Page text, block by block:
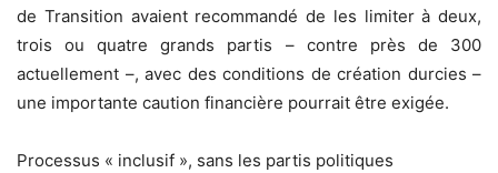
de Transition avaient recommandé de les limiter à deux,
trois ou quatre grands partis – contre près de 300
actuellement –, avec des conditions de création durcies –
une importante caution financière pourrait être exigée.
Processus « inclusif », sans les partis politiques